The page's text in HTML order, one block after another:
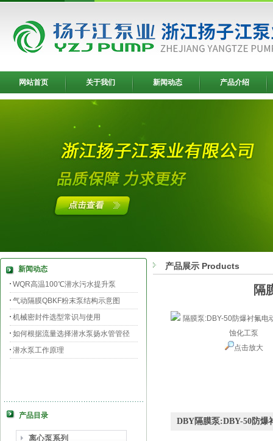
网站首页 关于我们 新闻动态 产品介绍
新闻动态
WQR高温100℃潜水污水提升泵
气动隔膜QBKF粉末泵结构示意图
机械密封件选型常识与使用
如何根据流量选择潜水泵扬水管管径
潜水泵工作原理
产品目录
离心泵系列
产品展示 Products
隔
点击放大
DBY隔膜泵:DBY-50防爆